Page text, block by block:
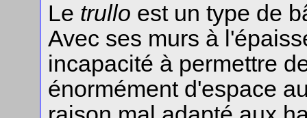
Le trullo est un type de
Avec ses murs à
incapacité à permettre
énormément d'espace